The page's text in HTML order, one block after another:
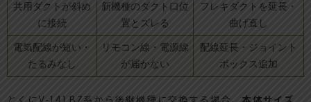
共用ダクトが斜め
に接続
新機種のダクト口位
置とズレる
フレキダクトを延長・
曲げ直し
電気配線が短い・
たるみなし
リモコン線・電源線
が届かない
配線延長・ジョイント
ボックス追加
とくにV-141BZ系から後継機種に交換する場合、 本体サイズ